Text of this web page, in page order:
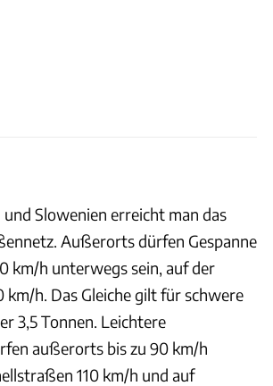
Slowenien erreicht man das
Außerorts dürfen Gespanne
km/h unterwegs sein, auf der
km/h. Das Gleiche gilt für schwere
3,5 Tonnen. Leichtere
außerorts bis zu 90 km/h
110 km/h und auf